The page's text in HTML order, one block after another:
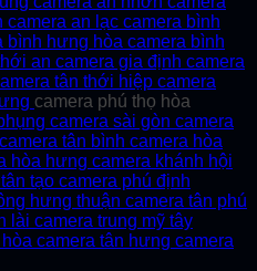
camera an lạc camera bình
bình hưng hòa camera bình
an camera gia định camera
tân thới hiệp camera
camera phú thọ hòa
camera sài gòn camera
camera tân bình camera hòa
hòa hưng camera khánh hội
tạo camera phú định
hưng thuận camera tân phú
lài camera trung mỹ tây
camera tân hưng camera